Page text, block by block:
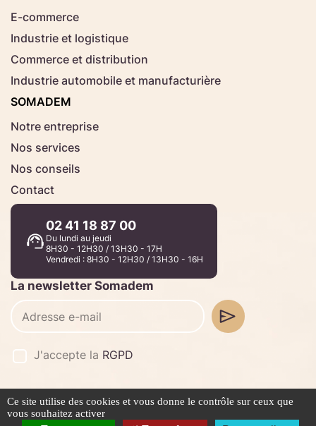
Télécharger
E-commerce
Industrie et logistique
Commerce et distribution
Industrie automobile et manufacturière
SOMADEM
Notre entreprise
Nos services
Nos conseils
Contact
02 41 18 87 00
Du lundi au jeudi
8H30 - 12H30 / 13H30 - 17H
Vendredi : 8H30 - 12H30 / 13H30 - 16H
La newsletter Somadem
J'accepte la RGPD
©2026 -Stafe.fr
Mentions légales
Politique de confidentialité
Ce site utilise des cookies et vous donne le contrôle sur ceux que
vous souhaitez activer